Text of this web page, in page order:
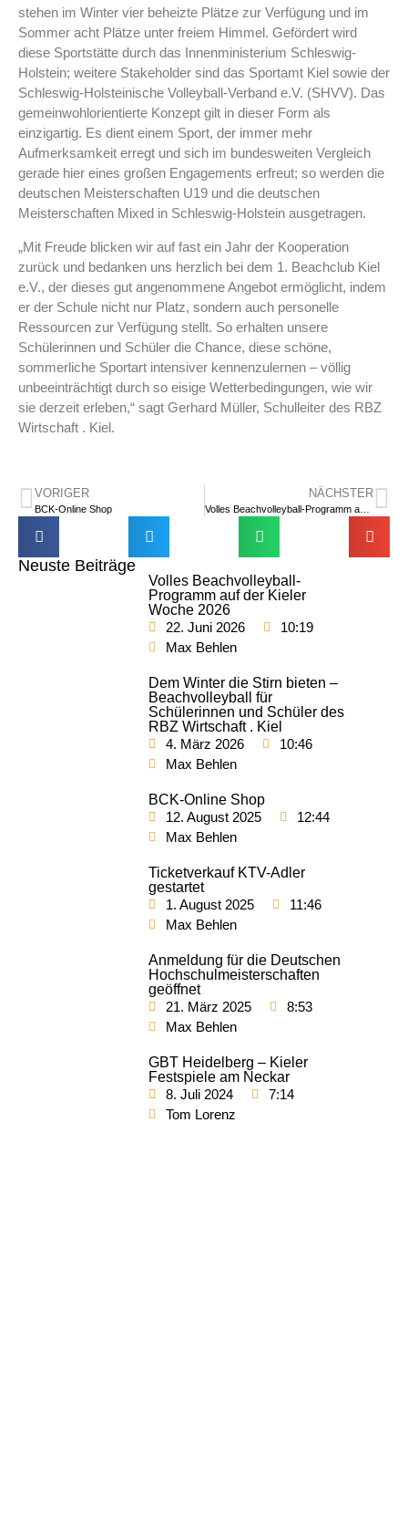
stehen im Winter vier beheizte Plätze zur Verfügung und im
Sommer acht Plätze unter freiem Himmel. Gefördert wird
diese Sportstätte durch das Innenministerium Schleswig-
Holstein; weitere Stakeholder sind das Sportamt Kiel sowie der
Schleswig-Holsteinische Volleyball-Verband e.V. (SHVV). Das
gemeinwohlorientierte Konzept gilt in dieser Form als
einzigartig. Es dient einem Sport, der immer mehr
Aufmerksamkeit erregt und sich im bundesweiten Vergleich
gerade hier eines großen Engagements erfreut; so werden die
deutschen Meisterschaften U19 und die deutschen
Meisterschaften Mixed in Schleswig-Holstein ausgetragen.
„Mit Freude blicken wir auf fast ein Jahr der Kooperation
zurück und bedanken uns herzlich bei dem 1. Beachclub Kiel
e.V., der dieses gut angenommene Angebot ermöglicht, indem
er der Schule nicht nur Platz, sondern auch personelle
Ressourcen zur Verfügung stellt. So erhalten unsere
Schülerinnen und Schüler die Chance, diese schöne,
sommerliche Sportart intensiver kennenzulernen – völlig
unbeeinträchtigt durch so eisige Wetterbedingungen, wie wir
sie derzeit erleben,“ sagt Gerhard Müller, Schulleiter des RBZ
Wirtschaft . Kiel.
VORIGER
BCK-Online Shop
NÄCHSTER
Volles Beachvolleyball-Programm auf der Kieler Woche 2026
Neuste Beiträge
Volles Beachvolleyball-
Programm auf der Kieler
Woche 2026
22. Juni 2026
10:19
Max Behlen
Dem Winter die Stirn bieten –
Beachvolleyball für
Schülerinnen und Schüler des
RBZ Wirtschaft . Kiel
4. März 2026
10:46
Max Behlen
BCK-Online Shop
12. August 2025
12:44
Max Behlen
Ticketverkauf KTV-Adler
gestartet
1. August 2025
11:46
Max Behlen
Anmeldung für die Deutschen
Hochschulmeisterschaften
geöffnet
21. März 2025
8:53
Max Behlen
GBT Heidelberg – Kieler
Festspiele am Neckar
8. Juli 2024
7:14
Tom Lorenz